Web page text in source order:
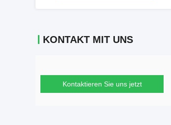
KONTAKT MIT UNS
Kontaktieren Sie uns jetzt